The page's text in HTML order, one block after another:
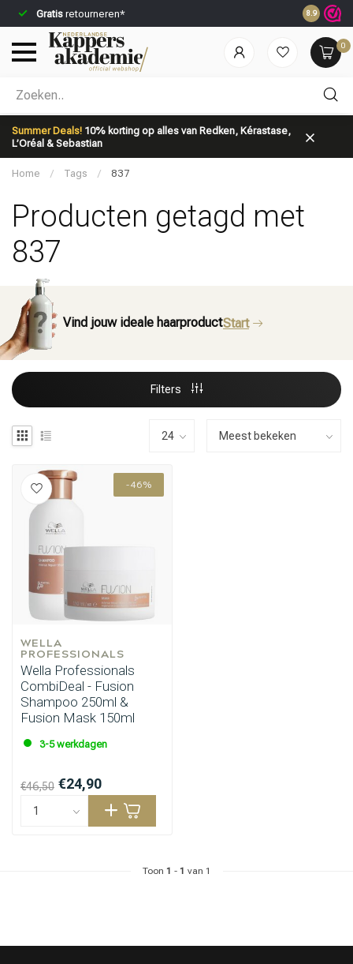
Gratis retourneren* Voor
8.9
0
Summer Deals! 10% korting op alles van Redken, Kérastase,
L’Oréal & Sebastian
Welke categorie ben jij naar op zoek?
Merken
Home / Tags / 837
Producten getagd met
837
Vind jouw ideale haarproductStart
Filters
-46%
WELLA
PROFESSIONALS
Wella Professionals
CombiDeal - Fusion
Shampoo 250ml &
Fusion Mask 150ml
3-5 werkdagen
€46,50 €24,90
Toon 1 - 1 van 1